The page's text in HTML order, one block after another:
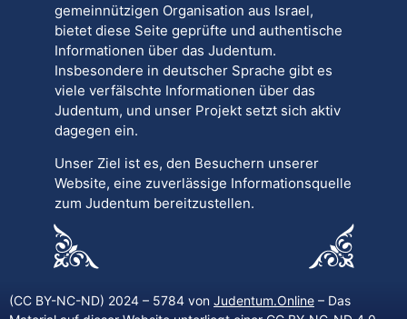
gemeinnützigen Organisation aus Israel,
bietet diese Seite geprüfte und authentische
Informationen über das Judentum.
Insbesondere in deutscher Sprache gibt es
viele verfälschte Informationen über das
Judentum, und unser Projekt setzt sich aktiv
dagegen ein.
Unser Ziel ist es, den Besuchern unserer
Website, eine zuverlässige Informationsquelle
zum Judentum bereitzustellen.
(CC BY-NC-ND) 2024 – 5784 von Judentum.Online – Das